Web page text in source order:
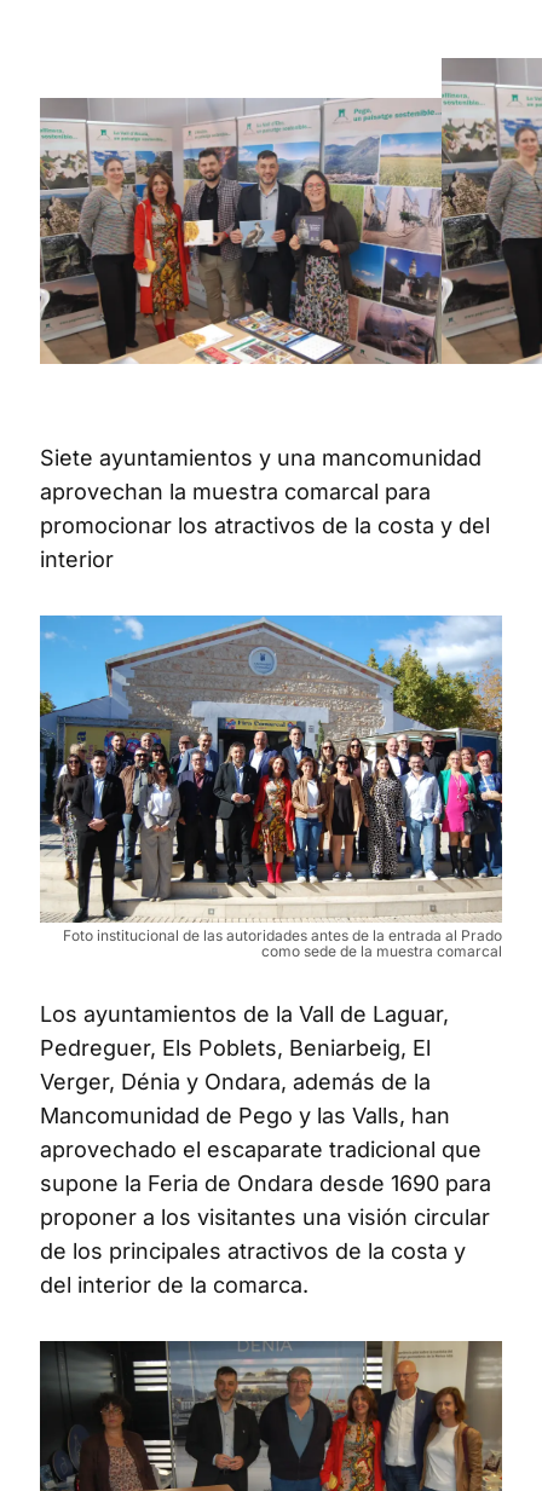
Siete ayuntamientos y una mancomunidad
aprovechan la muestra comarcal para
promocionar los atractivos de la costa y del
interior
Foto institucional de las autoridades antes de la entrada al Prado
como sede de la muestra comarcal
Los ayuntamientos de la Vall de Laguar,
Pedreguer, Els Poblets, Beniarbeig, El
Verger, Dénia y Ondara, además de la
Mancomunidad de Pego y las Valls, han
aprovechado el escaparate tradicional que
supone la Feria de Ondara desde 1690 para
proponer a los visitantes una visión circular
de los principales atractivos de la costa y
del interior de la comarca.